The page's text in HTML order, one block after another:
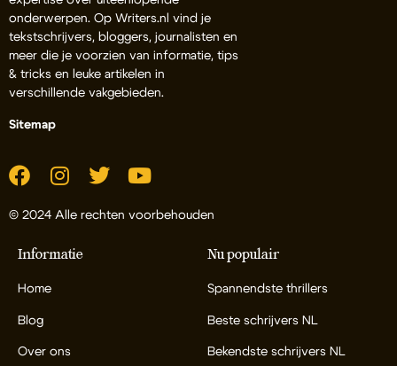
onderwerpen. Op Writers.nl vind je
tekstschrijvers, bloggers, journalisten en
meer die je voorzien van informatie, tips
& tricks en leuke artikelen in
verschillende vakgebieden.
Sitemap
© 2024 Alle rechten voorbehouden
Informatie
Home
Blog
Over ons
Nu populair
Spannendste thrillers
Beste schrijvers NL
Bekendste schrijvers NL